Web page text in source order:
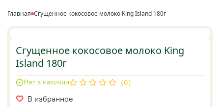
Главная Сгущенное кокосовое молоко King Island 180г
Сгущенное кокосовое молоко King
Island 180г
(0)
В избранное
Нет в наличии